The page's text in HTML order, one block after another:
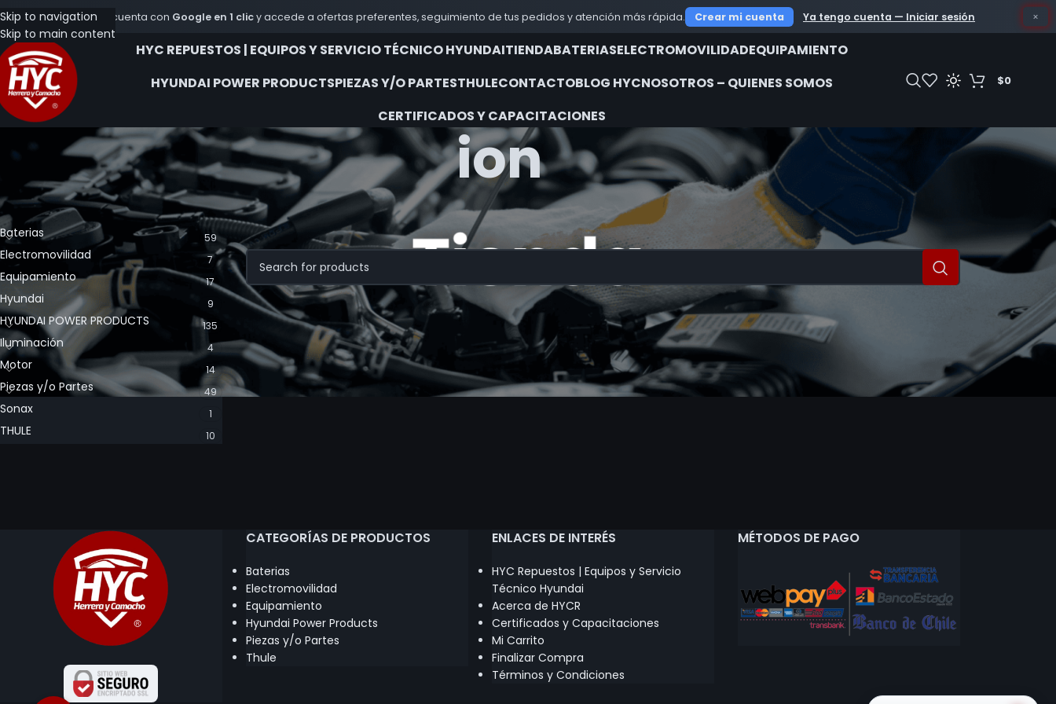
Crea tu cuenta con Google en 1 clicy accede a ofertas preferentes, seguimiento de tus pedidos y atención más rápida. Crear mi cuenta Ya tengo cuenta — Iniciar sesión ×
Skip to navigation
Skip to main content
OFERTAS IMPERDIBLES EN PRODUCTOS HYUNDAI Y BATERIAS BOSCH -
HYC REPUESTOS | EQUIPOS Y SERVICIO TÉCNICO HYUNDAITIENDABATERIASELECTROMOVILIDADEQUIPAMIENTO
HYUNDAI POWER PRODUCTSPIEZAS Y/O PARTESTHULECONTACTOBLOG HYCNOSOTROS – QUIENES SOMOS
CERTIFICADOS Y CAPACITACIONES
$0
ion
CATEGORÍA DE LOS PRODUCTOS
Baterias 59
Electromovilidad 7
Equipamiento 17
Hyundai 9
HYUNDAI POWER PRODUCTS 135
Iluminación 4
Motor 14
Piezas y/o Partes 49
Sonax 1
THULE 10
Inicio Productos etiquetados “ion”
No se han encontrado productos que coincidan con tu selección.
CATEGORÍAS DE PRODUCTOS
Baterias
Electromovilidad
Equipamiento
Hyundai Power Products
Piezas y/o Partes
Thule
ENLACES DE INTERÉS
HYC Repuestos | Equipos y Servicio
Técnico Hyundai
Acerca de HYCR
Certificados y Capacitaciones
Mi Carrito
Finalizar Compra
Términos y Condiciones
MÉTODOS DE PAGO